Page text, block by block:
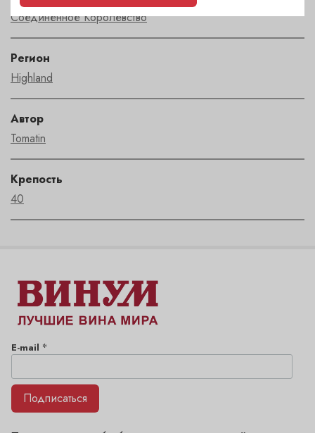
Соединенное Королевство
Регион
Highland
Автор
Tomatin
Крепость
40
E-mail *
Подписаться